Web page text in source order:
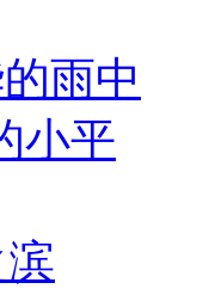
雨中
小平